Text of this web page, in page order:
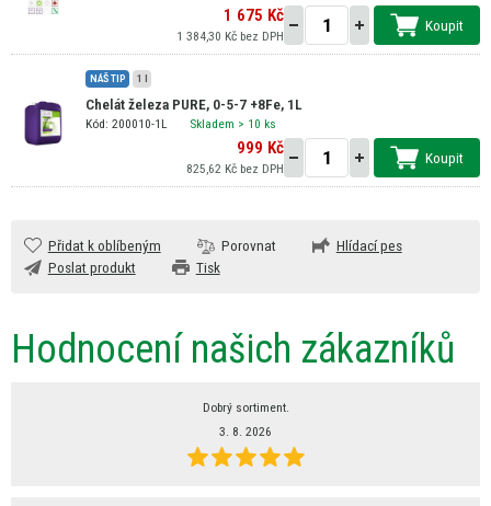
1 675 Kč
1 384,30 Kč bez DPH
Koupit
NÁŠ TIP 1 l
Chelát železa PURE, 0-5-7 +8Fe, 1L
Kód: 200010-1L Skladem > 10 ks
999 Kč
825,62 Kč bez DPH
Koupit
Přidat k oblíbeným Porovnat
Hlídací pes
Poslat produkt
Tisk
Hodnocení našich zákazníků
Dobrý sortiment.
3. 8. 2026